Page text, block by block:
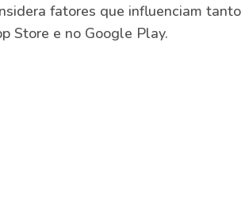
fatores que influenciam tanto
Store e no Google Play.